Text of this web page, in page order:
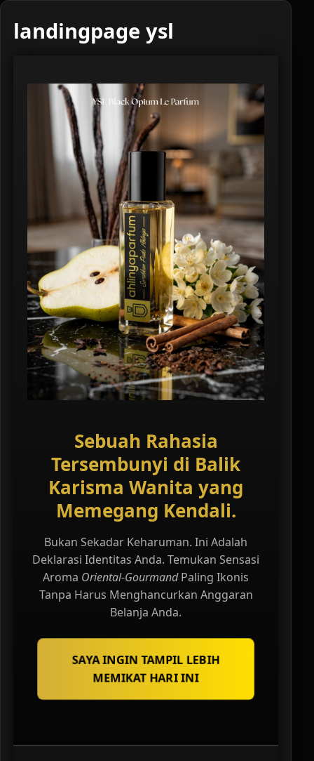
landingpage ysl
Sebuah Rahasia
Tersembunyi di Balik
Karisma Wanita yang
Memegang Kendali.
Bukan Sekadar Keharuman. Ini Adalah
Deklarasi Identitas Anda. Temukan Sensasi
Aroma Oriental-GourmandPaling Ikonis
Tanpa Harus Menghancurkan Anggaran
Belanja Anda.
SAYA INGIN TAMPIL LEBIH
MEMIKAT HARI INI